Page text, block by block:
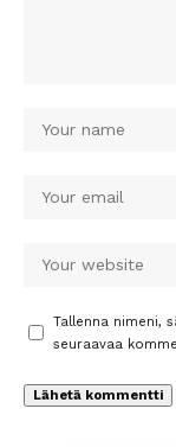
Tallenna nimeni,
seuraavaa